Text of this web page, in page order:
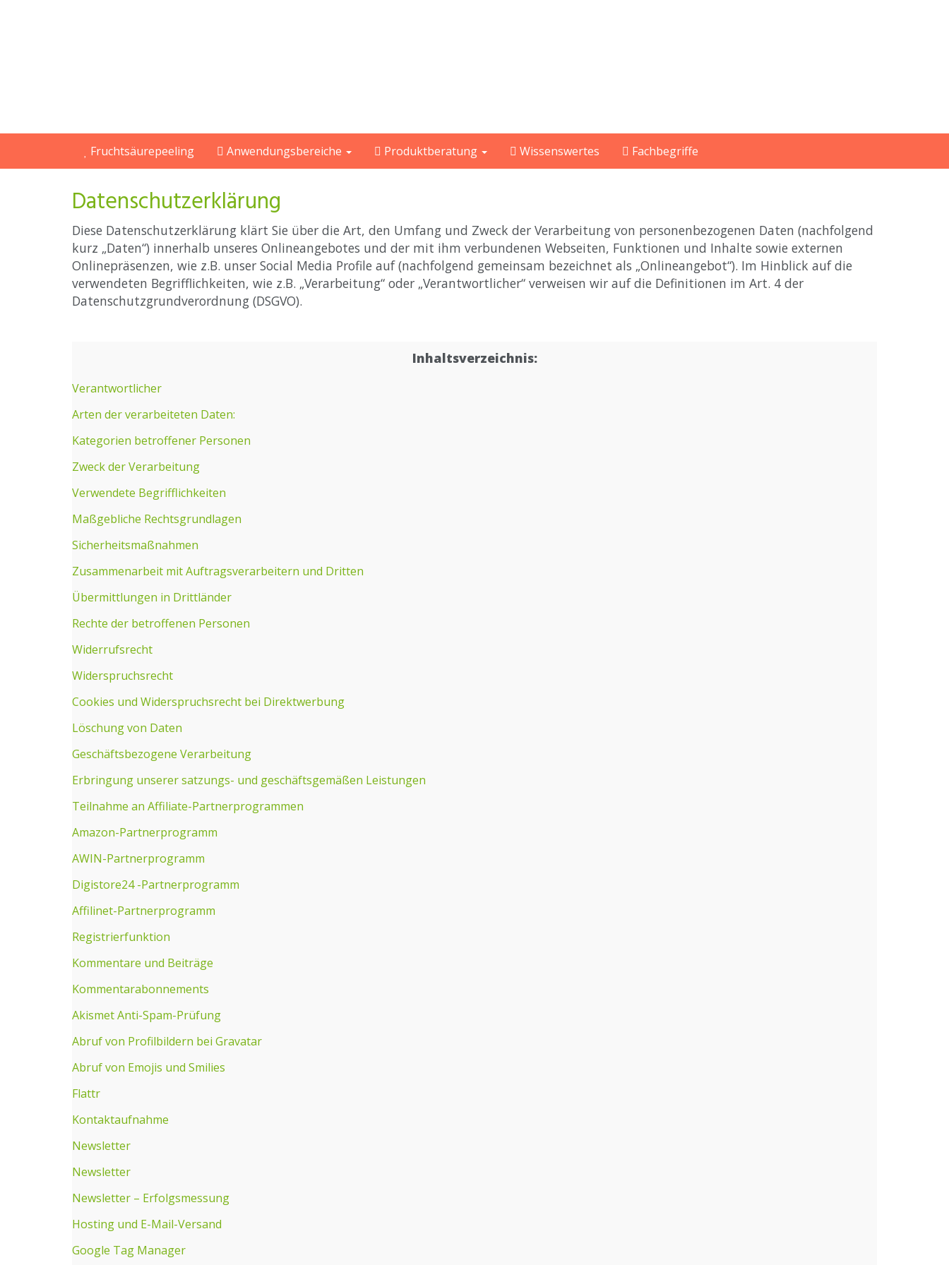
Fruchtsäurepeeling Anwendungsbereiche Produktberatung Wissenswertes Fachbegriffe
Datenschutzerklärung
Diese Datenschutzerklärung klärt Sie über die Art, den Umfang und Zweck der Verarbeitung von personenbezogenen Daten (nachfolgend
kurz „Daten“) innerhalb unseres Onlineangebotes und der mit ihm verbundenen Webseiten, Funktionen und Inhalte sowie externen
Onlinepräsenzen, wie z.B. unser Social Media Profile auf (nachfolgend gemeinsam bezeichnet als „Onlineangebot“). Im Hinblick auf die
verwendeten Begrifflichkeiten, wie z.B. „Verarbeitung“ oder „Verantwortlicher“ verweisen wir auf die Definitionen im Art. 4 der
Datenschutzgrundverordnung (DSGVO).
Inhaltsverzeichnis:
Verantwortlicher
Arten der verarbeiteten Daten:
Kategorien betroffener Personen
Zweck der Verarbeitung
Verwendete Begrifflichkeiten
Maßgebliche Rechtsgrundlagen
Sicherheitsmaßnahmen
Zusammenarbeit mit Auftragsverarbeitern und Dritten
Übermittlungen in Drittländer
Rechte der betroffenen Personen
Widerrufsrecht
Widerspruchsrecht
Cookies und Widerspruchsrecht bei Direktwerbung
Löschung von Daten
Geschäftsbezogene Verarbeitung
Erbringung unserer satzungs- und geschäftsgemäßen Leistungen
Teilnahme an Affiliate-Partnerprogrammen
Amazon-Partnerprogramm
AWIN-Partnerprogramm
Digistore24 -Partnerprogramm
Affilinet-Partnerprogramm
Registrierfunktion
Kommentare und Beiträge
Kommentarabonnements
Akismet Anti-Spam-Prüfung
Abruf von Profilbildern bei Gravatar
Abruf von Emojis und Smilies
Flattr
Kontaktaufnahme
Newsletter
Newsletter
Newsletter – Erfolgsmessung
Hosting und E-Mail-Versand
Google Tag Manager